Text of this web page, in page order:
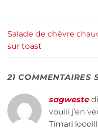
Salade de chèvre
sur toast
21 COMMENTAIRES
sagweste
vouiii j’en
Timari looolll